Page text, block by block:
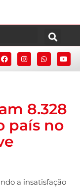
8.328
país no
a insatisfação